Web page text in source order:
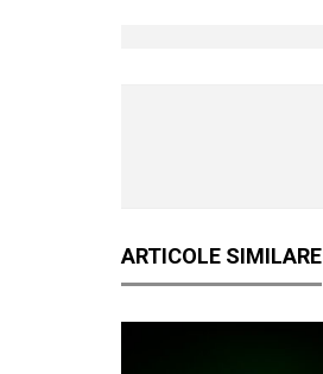
ARTICOLE SIMILARE